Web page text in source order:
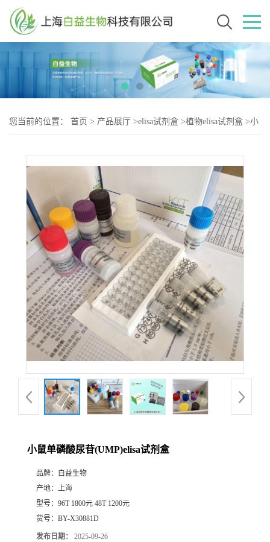
您当前的位置： 首页 > 产品展厅 >elisa试剂盒 >植物elisa试剂盒 >小
小鼠单磷酸尿苷(UMP)elisa试剂盒
品牌：
白益生物
产地： 上海
型号： 96T 1800元 48T 1200元
货号： BY-X30881D
发布日期： 2025-09-26